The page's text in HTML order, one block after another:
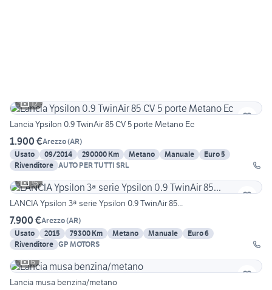
12
Lancia Ypsilon 0.9 TwinAir 85 CV 5 porte Metano Ec
1.900 €Arezzo(AR)
Usato
09/2014 290000 Km Metano Manuale
Euro 5
Rivenditore AUTO PER TUTTI SRL
15
LANCIA Ypsilon 3ª serie Ypsilon 0.9 TwinAir 85...
7.900 €Arezzo(AR)
Usato
2015 79300 Km Metano Manuale
Euro 6
Rivenditore GP MOTORS
6
Lancia musa benzina/metano